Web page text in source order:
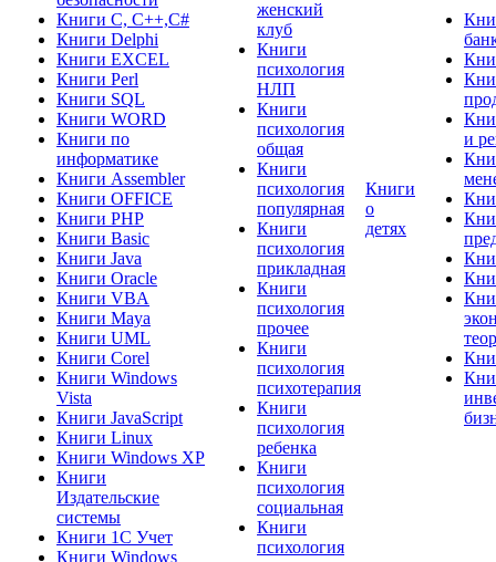
Книги C, C++,С#
Книги Delphi
Книги EXCEL
Книги Perl
Книги SQL
Книги WORD
Книги по
информатике
Книги Assembler
Книги OFFICE
Книги PHP
Книги Basic
Книги Java
Книги Oracle
Книги VBA
Книги Maya
Книги UML
Книги Corel
Книги Windows
Vista
Книги JavaScript
Книги Linux
Книги Windows XP
Книги
Издательские
системы
Книги 1C Учет
Книги Windows
женский
клуб
Книги
психология
НЛП
Книги
психология
общая
Книги
психология
популярная
Книги
психология
прикладная
Книги
психология
прочее
Книги
психология
психотерапия
Книги
психология
ребенка
Книги
психология
социальная
Книги
психология
Книги
о
детях
и